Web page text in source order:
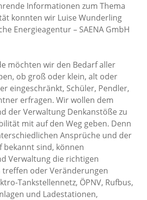
Informationen zum Thema
konnten wir Luise Wunderling
Energieagentur – SAENA GmbH
möchten wir den Bedarf aller
ob groß oder klein, alt oder
eingeschränkt, Schüler, Pendler,
erfragen. Wir wollen dem
der Verwaltung Denkanstöße zu
mit auf den Weg geben. Denn
Ansprüche und der
sind, können
Verwaltung die richtigen
treffen oder Veränderungen
Tankstellennetz, ÖPNV, Rufbus,
und Ladestationen,